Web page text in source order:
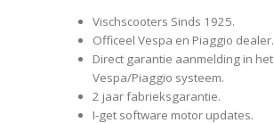
Vischscooters Sinds 1925.
Officeel Vespa en Piaggio dealer.
Direct garantie aanmelding in het
Vespa/Piaggio systeem.
2 jaar fabrieksgarantie.
I-get software motor updates.